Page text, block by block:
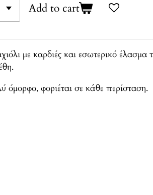
Add to cart
με καρδιές και εσωτερικό έλασμα
όμορφο, φοριέται σε κάθε περίσταση.